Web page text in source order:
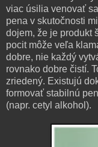
viac úsilia venovať
pena v skutočnosti
dojem, že je produkt
pocit môže veľa
dobre, nie každý
rovnako dobre čistí.
zriedený. Existujú
formovať stabilnú
(napr. cetyl alkohol).